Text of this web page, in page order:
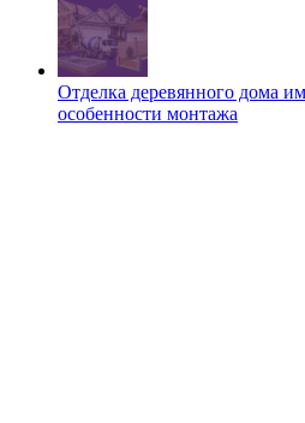
Отделка деревянного дома
особенности монтажа